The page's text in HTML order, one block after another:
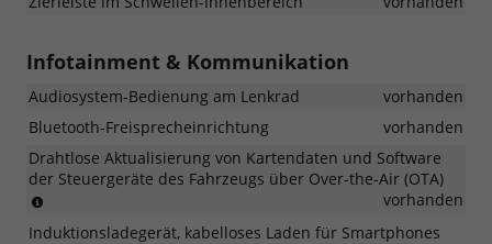
Eindringen
Geräuschen
in
Infotainment & Kommunikation
Audiosystem-Bedienung am Lenkrad
vorhanden
Bluetooth-Freisprecheinrichtung
vorhanden
Drahtlose Aktualisierung von Kartendaten und Software
der Steuergeräte des Fahrzeugs über Over-the-Air (OTA)
vorhanden
Induktionsladegerät, kabelloses Laden für Smartphones